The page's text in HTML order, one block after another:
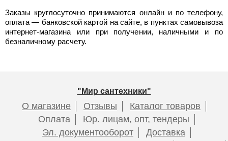
Заказы круглосуточно принимаются онлайн и по телефону,
оплата — банковской картой на сайте, в пунктах самовывоза
интернет-магазина или при получении, наличными и по
безналичному расчету.
"Мир сантехники"
О магазине Отзывы
Каталог товаров
Оплата
Юр. лицам, опт, тендеры
Эл. документооборот
Доставка